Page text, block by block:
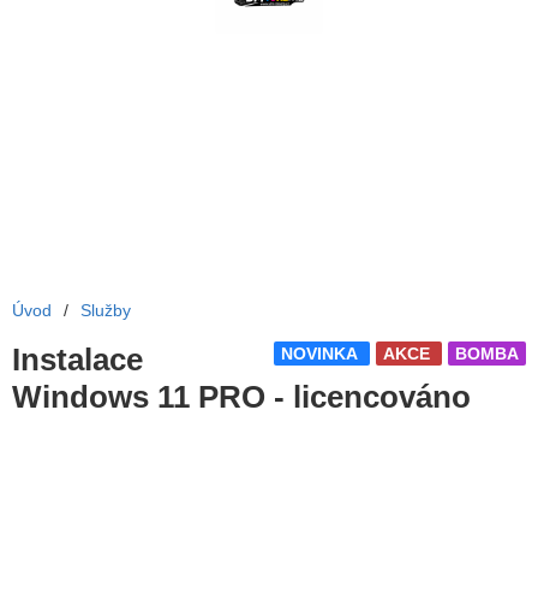
Úvod / Služby
BOMBA
AKCE
NOVINKA
Instalace
Windows 11 PRO - licencováno